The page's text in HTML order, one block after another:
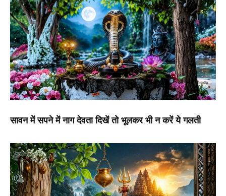
सावन में सपने में नाग देवता दिखें तो भूलकर भी न करें ये गलती